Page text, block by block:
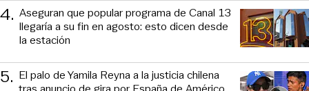
4. Aseguran que popular programa de Canal 13
llegaría a su fin en agosto: esto dicen desde
la estación
5. El palo de Yamila Reyna a la justicia chilena